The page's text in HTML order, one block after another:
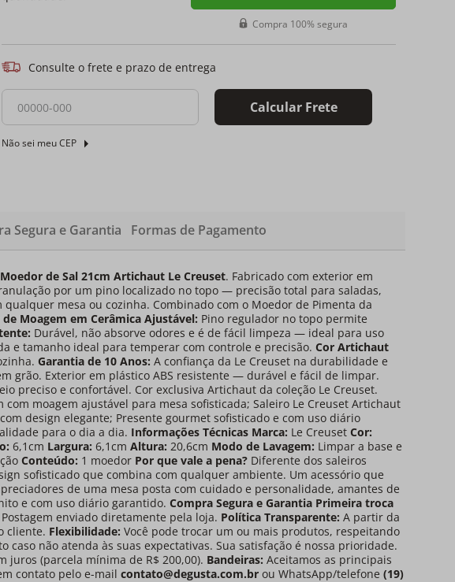
Compra 100% segura
Consulte o frete e prazo de entrega
Calcular Frete
Não sei meu CEP
Segura e Garantia Formas de Pagamento
Moedor de Sal 21cm Artichaut Le Creuset. Fabricado com exterior em
por um pino localizado no topo — precisão total para saladas,
qualquer mesa ou cozinha. Combinado com o Moedor de Pimenta da
de Moagem em Cerâmica Ajustável: Pino regulador no topo permite
Durável, não absorve odores e é de fácil limpeza — ideal para uso
e tamanho ideal para temperar com controle e precisão. Cor Artichaut
Garantia de 10 Anos: A confiança da Le Creuset na durabilidade e
grão. Exterior em plástico ABS resistente — durável e fácil de limpar.
preciso e confortável. Cor exclusiva Artichaut da coleção Le Creuset.
moagem ajustável para mesa sofisticada; Saleiro Le Creuset Artichaut
design elegante; Presente gourmet sofisticado e com uso diário
para o dia a dia. Informações Técnicas Marca: Le Creuset Cor:
6,1cm Largura: 6,1cm Altura: 20,6cm Modo de Lavagem: Limpar a base e
Conteúdo: 1 moedor Por que vale a pena? Diferente dos saleiros
sofisticado que combina com qualquer ambiente. Um acessório que
de uma mesa posta com cuidado e personalidade, amantes de
e com uso diário garantido. Compra Segura e Garantia Primeira troca
enviado diretamente pela loja. Política Transparente: A partir da
cliente. Flexibilidade: Você pode trocar um ou mais produtos, respeitando
caso não atenda às suas expectativas. Sua satisfação é nossa prioridade.
juros (parcela mínima de R$ 200,00). Bandeiras: Aceitamos as principais
contato pelo e-mail contato@degusta.com.br ou WhatsApp/telefone (19)